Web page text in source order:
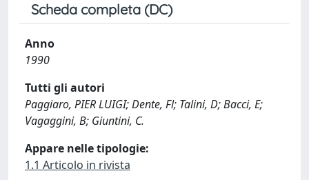
Scheda completa (DC)
Anno
1990
Tutti gli autori
Paggiaro, PIER LUIGI; Dente, Fl; Talini, D; Bacci, E;
Vagaggini, B; Giuntini, C.
Appare nelle tipologie:
1.1 Articolo in rivista